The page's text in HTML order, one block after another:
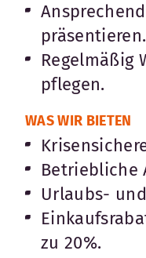
präsentieren.
Regelmäßig
pflegen.
WAS WIR BIETEN
Betriebliche
Urlaubs-
zu 20%.